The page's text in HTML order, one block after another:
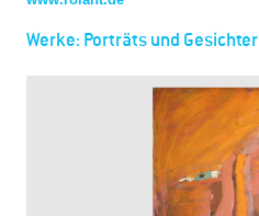
Werke: Porträts und Gesichter